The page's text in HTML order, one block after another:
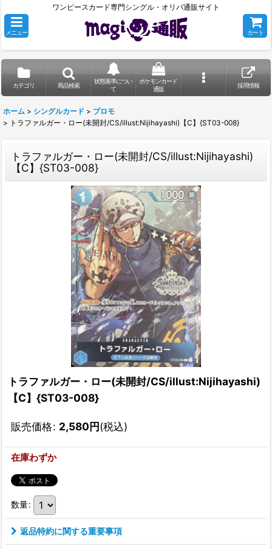
ワンピースカード専門シングル・オリパ通販サイト
メニュー カート
カテゴリ 商品検索
状態基準につい
て
ポケモンカード
通販
採用情報
ホーム > シングルカード > プロモ
> トラファルガー・ロー(未開封/CS/illust:Nijihayashi)【C】{ST03-008}
トラファルガー・ロー(未開封/CS/illust:Nijihayashi)
【C】{ST03-008}
トラファルガー・ロー(未開封/CS/illust:Nijihayashi)
【C】{ST03-008}
販売価格: 2,580円(税込)
在庫わずか
数量:
返品特約に関する重要事項